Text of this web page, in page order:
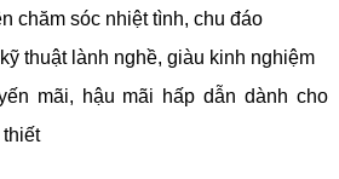
chăm sóc nhiệt tình, chu đáo
thuật lành nghề, giàu kinh nghiệm
mãi, hậu mãi hấp dẫn dành cho
thiết